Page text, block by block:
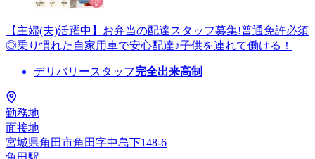
【主婦(夫)活躍中】お弁当の配達スタッフ募集!普通免許必須
◎乗り慣れた自家用車で安心配達♪子供を連れて働ける！
デリバリースタッフ完全出来高制
勤務地
面接地
宮城県角田市角田字中島下148-6